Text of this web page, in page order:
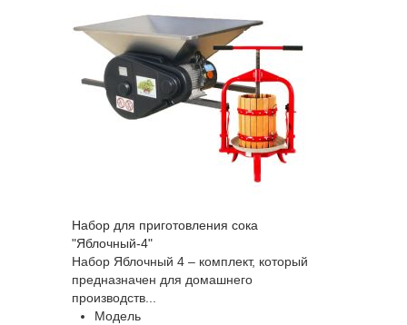
Набор для приготовления сока
"Яблочный-4"
Набор Яблочный 4 – комплект, который
предназначен для домашнего
производств...
Модель